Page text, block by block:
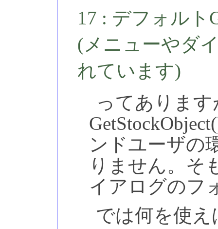
17 : デフォルト
(メニューやダ
れています)
ってありま
ンドユーザの
りません。そ
イアログのフ
では何を使